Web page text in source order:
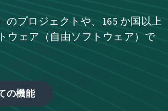
のプロジェクトや、165 か国以上
ウェア（自由ソフトウェア）で
の機能